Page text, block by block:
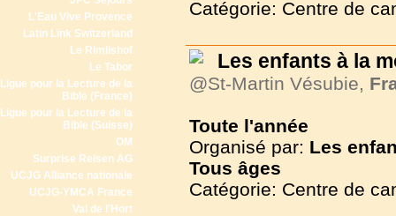
L'Eau Vive Provence
Latin Link Switzerland
Le Rimlishof
Le Tabor
Ligue pour la Lecture de la
Bible (France)
Ligue pour la Lecture de la
Bible (Suisse)
OM
Surprise Reisen AG
UCJG Alliance nationale
UCJG-YMCA France
Val de l'Hort
Catégorie: Centre de
Les enfants à la
@St-Martin Vésubie,
Toute l'année
Organisé par: Les
Tous âges
Catégorie: Centre de